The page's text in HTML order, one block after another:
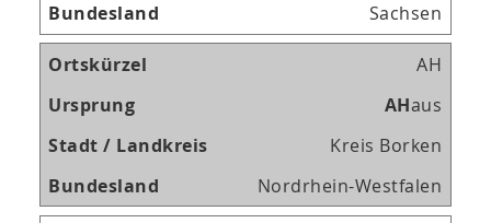
Sachsen
AH
AHaus
Kreis Borken
Nordrhein-Westfalen